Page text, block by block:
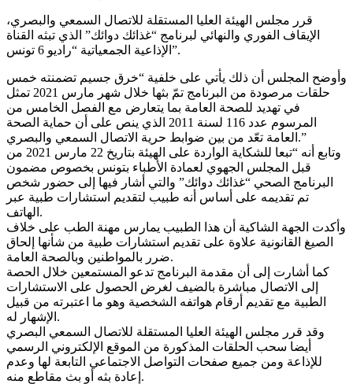
قرر مجلس الهيئة العليا المستقلة للاتصال السمعي والبصري،
الإيقاف الفوري والنهائي لبرنامج “غذائك دوائك” الذي تبثه القناة
الإذاعية الجمعياتية “راديو 6 تونس”.
وأوضح المجلس أن ذلك يأتي على خلفية “خرق جسيم تضمنته خمس
حلقات مرصودة من البرنامج تمّ بثها خلال شهر مارس 2021 تمثل
في تهديد للصحة العامة بما يتعارض مع الفصل الخامس من
المرسوم عدد 116 لسنة 2011 الذي ينص على أن حماية الصحة
العامة تعّد من بين ضوابط حرية الاتصال السمعي والبصري.”
وتابع أنه “تبعا للشكاية الواردة على الهيئة بتاريخ 22 مارس 2021 من
قبل المجلس الجهوي لعمادة الأطباء بتونس بخصوص مضمون
البرنامج الصحي “غذائك دوائك” والتي أشار فيها إلى حضور شخص
تم تقديمه على أساس أنه طبيب لتقديم استشارات طبية عبر
الهاتف.
وأكدت الجهة الشاكية أن هذا الطبيب يمارس مهنة الطب على خلاف
الصيغ القانونية علاوة على تقديم استشارات طبية من شأنها إلحاق
ضرر بالمواطنين وبالصحة العامة.
كما أشارت إلى أن مقدمة البرنامج تدعو المستمعين خلال الحصة
إلى الاتصال مباشرة بالضيف لغرض الحصول على الاستشارات
الطبية مع تقديم أرقام هواتفه الشخصية وهو ما اعتبرته من قبيل
الإشهار له.
وقد قرر مجلس الهيئة العليا المستقلة للاتصال السمعي البصري
أيضا سحب الحلقات المذكورة من الموقع الإلكتروني الرسمي
للإذاعة ومن جميع صفحات التواصل الاجتماعي التابعة لها وعدم
إعادة بثه أو بث مقاطع منه.